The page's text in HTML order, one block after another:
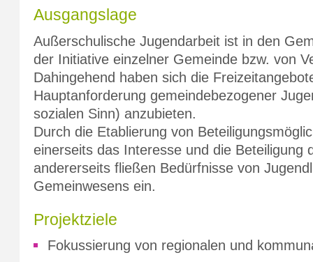
Ausgangslage
Außerschulische Jugendarbeit ist in den
der Initiative einzelner Gemeinde bzw. von
Dahingehend haben sich die
Hauptanforderung gemeindebezogener
sozialen Sinn) anzubieten.
Durch die Etablierung von
einerseits das Interesse und die
andererseits fließen Bedürfnisse von
Gemeinwesens ein.
Projektziele
Fokussierung von regionalen und